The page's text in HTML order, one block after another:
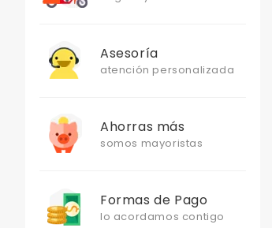
Asesoría
atención personalizada
Ahorras más
somos mayoristas
Formas de Pago
lo acordamos contigo